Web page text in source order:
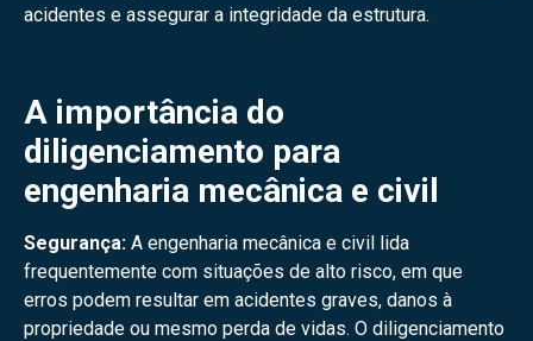
acidentes e assegurar a integridade da estrutura.
A importância do
diligenciamento para
engenharia mecânica e civil
Segurança: A engenharia mecânica e civil lida
frequentemente com situações de alto risco, em que
erros podem resultar em acidentes graves, danos à
propriedade ou mesmo perda de vidas. O diligenciamento